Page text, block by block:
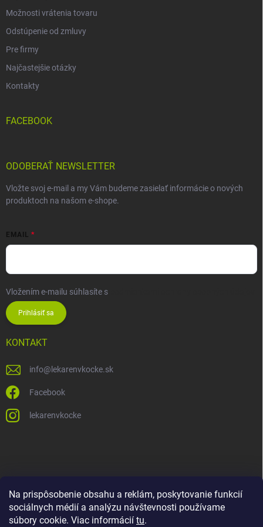
Na prispôsobenie obsahu a reklám, poskytovanie funkcií
sociálnych médií a analýzu návštevnosti používame
súbory cookie. Viac informácií tu.
Možnosti vrátenia tovaru
Odstúpenie od zmluvy
Pre firmy
Najčastejšie otázky
Kontakty
FACEBOOK
ODOBERAŤ NEWSLETTER
Vložte svoj e-mail a my Vám budeme zasielať informácie o nových
produktoch na našom e-shope.
EMAIL
Vložením e-mailu súhlasíte s
Prihlásiť sa
KONTAKT
info@ lekarenvkocke.sk
Facebook
lekarenvkocke